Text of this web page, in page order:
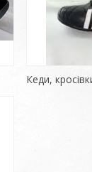
Кеди,